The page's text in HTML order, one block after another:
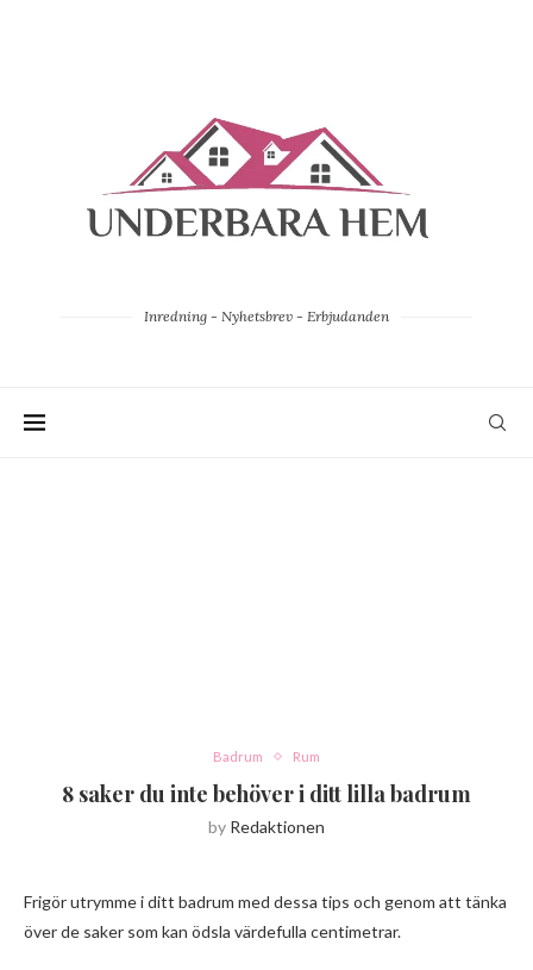
Inredning - Nyhetsbrev - Erbjudanden
Badrum Rum
8 saker du inte behöver i ditt lilla badrum
by Redaktionen
Frigör utrymme i ditt badrum med dessa tips och genom att tänka
över de saker som kan ödsla värdefulla centimetrar.